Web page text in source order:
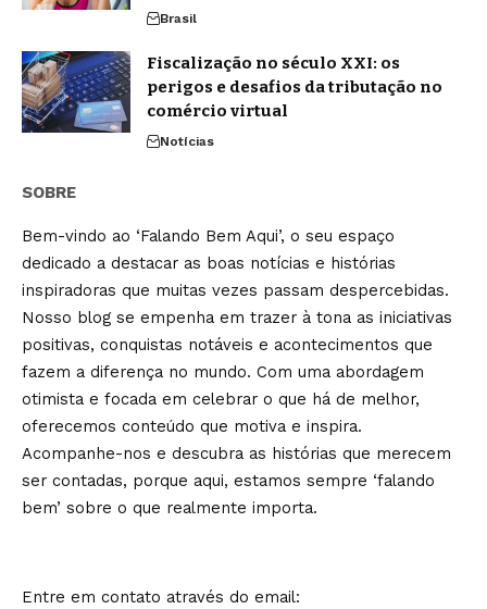
Brasil
Fiscalização no século XXI: os
perigos e desafios da tributação no
comércio virtual
Notícias
SOBRE
Bem-vindo ao ‘Falando Bem Aqui’, o seu espaço
dedicado a destacar as boas notícias e histórias
inspiradoras que muitas vezes passam despercebidas.
Nosso blog se empenha em trazer à tona as iniciativas
positivas, conquistas notáveis e acontecimentos que
fazem a diferença no mundo. Com uma abordagem
otimista e focada em celebrar o que há de melhor,
oferecemos conteúdo que motiva e inspira.
Acompanhe-nos e descubra as histórias que merecem
ser contadas, porque aqui, estamos sempre ‘falando
bem’ sobre o que realmente importa.
Entre em contato através do email: